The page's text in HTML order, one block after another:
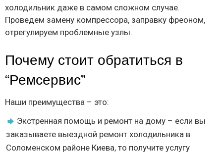
холодильник даже в самом сложном случае.
Проведем замену компрессора, заправку фреоном,
отрегулируем проблемные узлы.
Почему стоит обратиться в
“Ремсервис”
Наши преимущества – это:
Экстренная помощь и ремонт на дому – если вы
заказываете выездной ремонт холодильника в
Соломенском районе Киева, то получите услугу